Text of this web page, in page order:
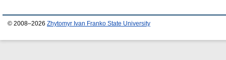
© 2008–2026 Zhytomyr Ivan Franko State University